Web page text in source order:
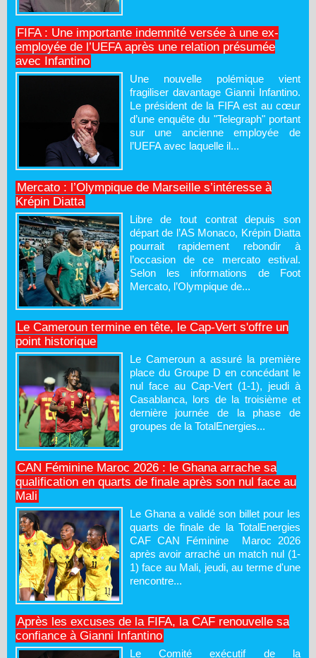
FIFA : Une importante indemnité versée à une ex-
employée de l’UEFA après une relation présumée
avec Infantino
Une nouvelle polémique vient
fragiliser davantage Gianni Infantino.
Le président de la FIFA est au cœur
d’une enquête du "Telegraph" portant
sur une ancienne employée de
l’UEFA avec laquelle il...
Mercato : l’Olympique de Marseille s’intéresse à
Krépin Diatta
Libre de tout contrat depuis son
départ de l’AS Monaco, Krépin Diatta
pourrait rapidement rebondir à
l’occasion de ce mercato estival.
Selon les informations de Foot
Mercato, l’Olympique de...
Le Cameroun termine en tête, le Cap-Vert s'offre un
point historique
Le Cameroun a assuré la première
place du Groupe D en concédant le
nul face au Cap-Vert (1-1), jeudi à
Casablanca, lors de la troisième et
dernière journée de la phase de
groupes de la TotalEnergies...
CAN Féminine Maroc 2026 : le Ghana arrache sa
qualification en quarts de finale après son nul face au
Mali
Le Ghana a validé son billet pour les
quarts de finale de la TotalEnergies
CAF CAN Féminine Maroc 2026
après avoir arraché un match nul (1-
1) face au Mali, jeudi, au terme d'une
rencontre...
Après les excuses de la FIFA, la CAF renouvelle sa
confiance à Gianni Infantino
Le Comité exécutif de la